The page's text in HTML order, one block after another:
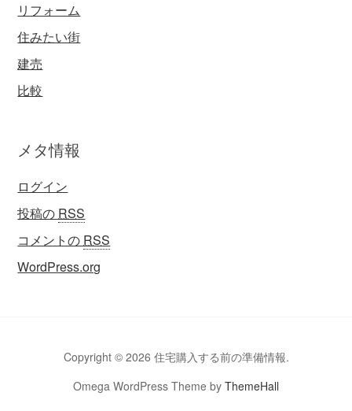
リフォーム
住みたい街
建売
比較
メタ情報
ログイン
投稿の RSS
コメントの RSS
WordPress.org
Copyright © 2026 住宅購入する前の準備情報.
Omega WordPress Theme by ThemeHall